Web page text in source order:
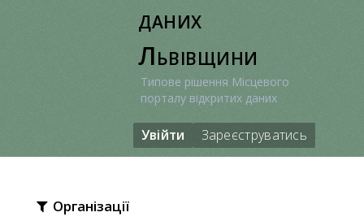
даних
Львівщини
Типове рішення Місцевого
порталу відкритих даних
Увійти Зареєструватись
Організації